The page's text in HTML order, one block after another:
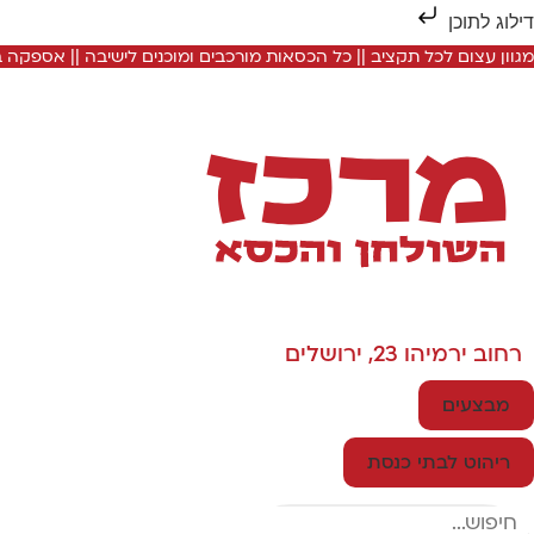
דילוג לתוכן
מגוון עצום לכל תקציב || כל הכסאות מורכבים ומוכנים לישיבה ||
רחוב ירמיהו 23, ירושלים
מבצעים
ריהוט לבתי כנסת
Search